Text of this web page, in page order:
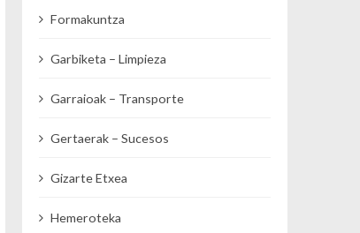
Formakuntza
Garbiketa – Limpieza
Garraioak – Transporte
Gertaerak – Sucesos
Gizarte Etxea
Hemeroteka